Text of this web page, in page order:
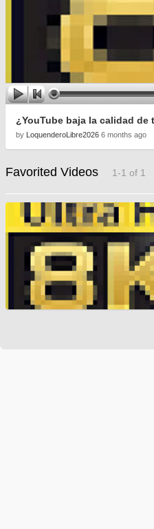
¿YouTube baja la calidad
by LoquenderoLibre2026 6 months ago
Favorited Videos 1-1 of 1